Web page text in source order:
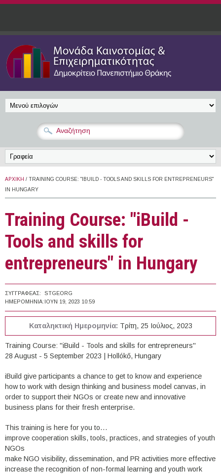
Παράκαμψη προς το κυρίως περιεχόμενο
ΑΡΧΙΚΉ / TRAINING COURSE: "IBUILD - TOOLS AND SKILLS FOR ENTREPRENEURS"
IN HUNGARY
Training Course: "iBuild -
Tools and skills for
entrepreneurs" in Hungary
ΣΥΓΓΡΑΦΈΑΣ:
STGEORG
ΗΜΕΡΟΜΗΝΊΑ: ΙΟΥΝ 19, 2023 10:59
Καταληκτική Ημερομηνία: Τρίτη, 25 Ιούλιος, 2023
Training Course: "iBuild - Tools and skills for entrepreneurs"
28 August - 5 September 2023 | Hollókő, Hungary
iBuild give participants a chance to get to know and experience
how to work with design thinking and business model canvas, in
order to support their NGOs or create new and innovative
business plans for their fresh enterprise.
This training is here for you to…
improve cooperation skills, tools, practices, and strategies of youth
NGOs
make NGO visibility, dissemination, and PR activities more effective
increase the recognition of non-formal learning and youth work